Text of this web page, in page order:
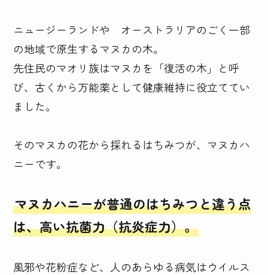
ニュージーランドや　オーストラリアのごく一部
の地域で原生するマヌカの木。
先住民のマオリ族はマヌカを「復活の木」と呼
び、古くから万能薬として健康維持に役立ててい
ました。
そのマヌカの花から採れるはちみつが、マヌカハ
ニーです。
マヌカハニーが普通のはちみつと違う点
は、高い抗菌力（抗炎症力）。
風邪や花粉症など、人のあらゆる病気はウイルス